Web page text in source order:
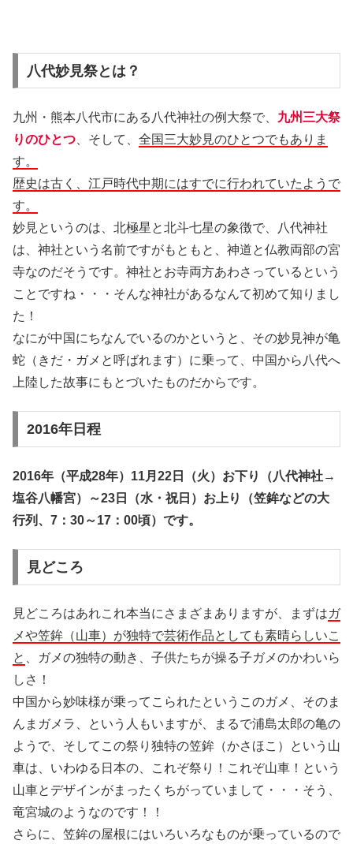
八代妙見祭とは？
九州・熊本八代市にある八代神社の例大祭で、 九州三大祭
りのひとつ 、そして、 全国三大妙見のひとつでもありま
す。
歴史は古く、江戸時代中期にはすでに行われていたようで
す。
妙見というのは、北極星と北斗七星の象徴で、八代神社
は、神社という名前ですがもともと、神道と仏教両部の宮
寺なのだそうです。神社とお寺両方あわさっているという
ことですね・・・そんな神社があるなんて初めて知りまし
た！
なにが中国にちなんでいるのかというと、その妙見神が亀
蛇（きだ・ガメと呼ばれます）に乗って、中国から八代へ
上陸した故事にもとづいたものだからです。
2016年日程
2016年（平成28年）11月22日（火）お下り（八代神社→
塩谷八幡宮）～23日（水・祝日）お上り（笠鉾などの大
行列、7：30～17：00頃）です。
見どころ
見どころはあれこれ本当にさまざまありますが、まずはガ
メや笠鉾（山車）が独特で芸術作品としても素晴らしいこ
と 、ガメの独特の動き、子供たちが操る子ガメのかわいら
しさ！
中国から妙味様が乗ってこられたというこのガメ、そのま
んまガメラ、という人もいますが、まるで浦島太郎の亀の
ようで、そしてこの祭り独特の笠鉾（かさほこ）という山
車は、いわゆる日本の、これぞ祭り！これぞ山車！という
山車とデザインがまったくちがっていまして・・・そう、
竜宮城のようなのです！！
さらに、笠鉾の屋根にはいろいろなものが乗っているので